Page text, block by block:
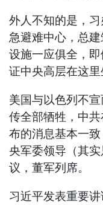
外人不知的是，
急避难中心，总
设施一应俱全，
证中央高层在这
美国与以色列不
传全部牺牲，中
布的消息基本一
央军委领导（其
议，董军列席。
习近平发表重要